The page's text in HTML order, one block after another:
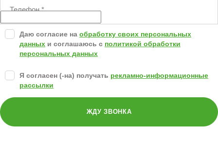
Телефон*
Даю согласие на обработку своих персональных
данных и соглашаюсь с политикой обработки
персональных данных
Я согласен (-на) получать рекламно-информационные
рассылки
ЖДУ ЗВОНКА